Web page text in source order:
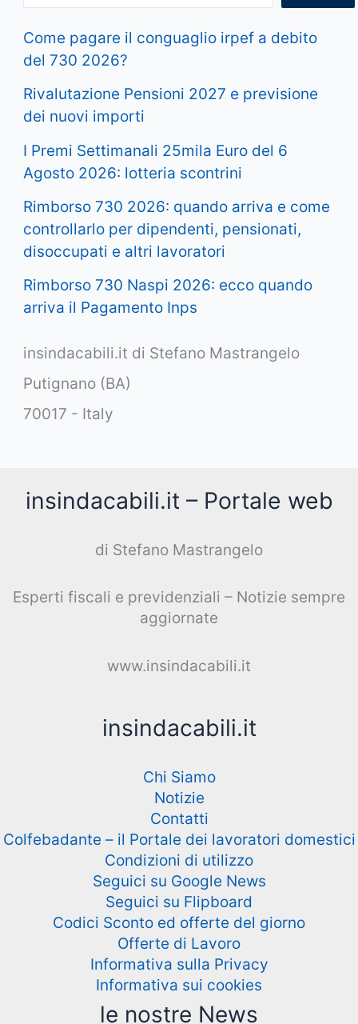
Come pagare il conguaglio irpef a debito
del 730 2026?
Rivalutazione Pensioni 2027 e previsione
dei nuovi importi
I Premi Settimanali 25mila Euro del 6
Agosto 2026: lotteria scontrini
Rimborso 730 2026: quando arriva e come
controllarlo per dipendenti, pensionati,
disoccupati e altri lavoratori
Rimborso 730 Naspi 2026: ecco quando
arriva il Pagamento Inps
insindacabili.it di Stefano Mastrangelo
Putignano (BA)
70017 - Italy
insindacabili.it – Portale web
di Stefano Mastrangelo
Esperti fiscali e previdenziali – Notizie sempre
aggiornate
www.insindacabili.it
insindacabili.it
Chi Siamo
Notizie
Contatti
Colfebadante – il Portale dei lavoratori domestici
Condizioni di utilizzo
Seguici su Google News
Seguici su Flipboard
Codici Sconto ed offerte del giorno
Offerte di Lavoro
Informativa sulla Privacy
Informativa sui cookies
le nostre News